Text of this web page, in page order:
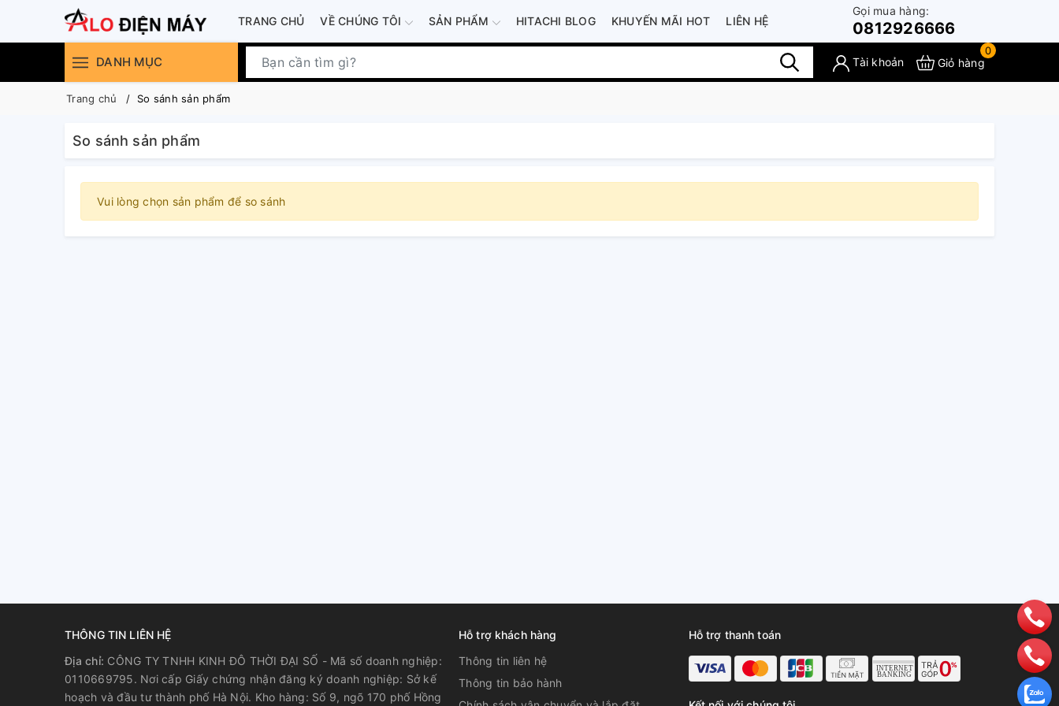
TRANG CHỦ VỀ CHÚNG TÔI SẢN PHẨM HITACHI BLOG KHUYẾN MÃI HOT LIÊN HỆ
Gọi mua hàng:
0812926666
DANH MỤC Tài khoản
0
Giỏ hàng
Trang chủ So sánh sản phẩm
So sánh sản phẩm
Vui lòng chọn sản phẩm để so sánh
THÔNG TIN LIÊN HỆ
Địa chỉ: CÔNG TY TNHH KINH ĐÔ THỜI ĐẠI SỐ - Mã số doanh nghiệp:
0110669795. Nơi cấp Giấy chứng nhận đăng ký doanh nghiệp: Sở kế
hoạch và đầu tư thành phố Hà Nội. Kho hàng: Số 9, ngõ 170 phố Hồng
Hỗ trợ khách hàng
Thông tin liên hệ
Thông tin bảo hành
Hỗ trợ thanh toán